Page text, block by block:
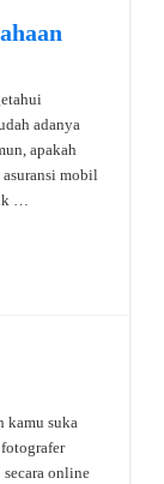
adanya
apakah
asuransi mobil
…
kamu suka
online